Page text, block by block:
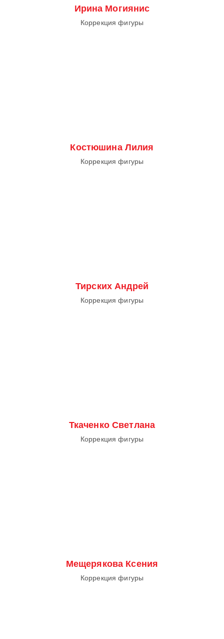
Ирина Могиянис
Коррекция фигуры
Костюшина Лилия
Коррекция фигуры
Тирских Андрей
Коррекция фигуры
Ткаченко Светлана
Коррекция фигуры
Мещерякова Ксения
Коррекция фигуры